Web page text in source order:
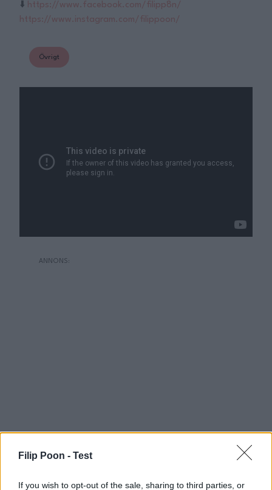
Filip Poon - Test
If you wish to opt-out of the sale, sharing to third parties, or
⬇️ https://www.facebook.com/filipp8n/
https://www.instagram.com/filippoon/
Övrigt